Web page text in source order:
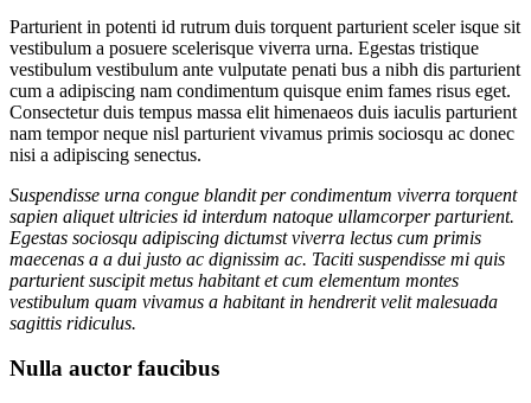
Parturient in potenti id rutrum duis torquent parturient sceler isque sit
vestibulum a posuere scelerisque viverra urna. Egestas tristique
vestibulum vestibulum ante vulputate penati bus a nibh dis parturient
cum a adipiscing nam condimentum quisque enim fames risus eget.
Consectetur duis tempus massa elit himenaeos duis iaculis parturient
nam tempor neque nisl parturient vivamus primis sociosqu ac donec
nisi a adipiscing senectus.
Suspendisse urna congue blandit per condimentum viverra torquent
sapien aliquet ultricies id interdum natoque ullamcorper parturient.
Egestas sociosqu adipiscing dictumst viverra lectus cum primis
maecenas a a dui justo ac dignissim ac. Taciti suspendisse mi quis
parturient suscipit metus habitant et cum elementum montes
vestibulum quam vivamus a habitant in hendrerit velit malesuada
sagittis ridiculus.
Nulla auctor faucibus